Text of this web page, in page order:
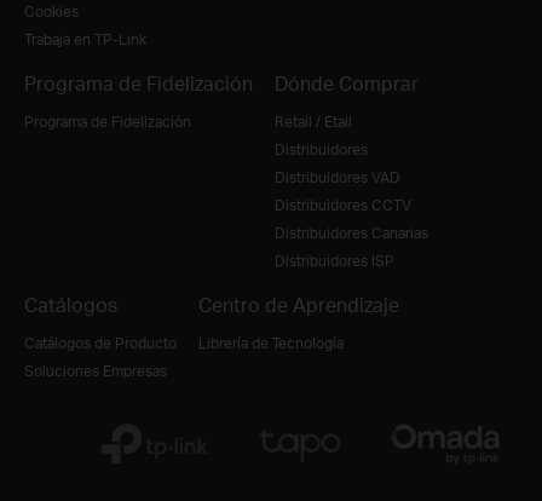
Cookies
Trabaja en TP-Link
Programa de Fidelización
Programa de Fidelización
Dónde Comprar
Retail / Etail
Distribuidores
Distribuidores VAD
Distribuidores CCTV
Distribuidores Canarias
Distribuidores ISP
Catálogos
Catálogos de Producto
Soluciones Empresas
Centro de Aprendizaje
Librería de Tecnología